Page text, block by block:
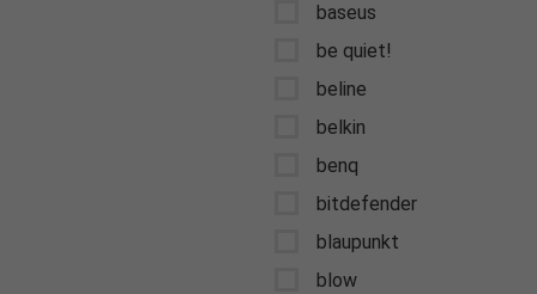
baseus
be quiet!
beline
belkin
benq
bitdefender
blaupunkt
blow